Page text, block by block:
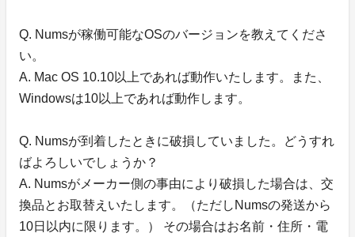
Q. Numsが稼働可能なOSのバージョンを教えてくださ
い。
A. Mac OS 10.10以上であれば動作いたします。また、
Windowsは10以上であれば動作します。
Q. Numsが到着したときに破損していました。どうすれ
ばよろしいでしょうか？
A. Numsがメーカー側の事由により破損した場合は、交
換品とお取替えいたします。（ただしNumsの発送から
10日以内に限ります。） その場合はお名前・住所・電